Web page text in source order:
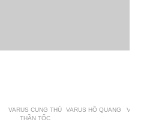
VARUS CUNG THỦ
THẦN TỐC
VARUS HỒ QUANG